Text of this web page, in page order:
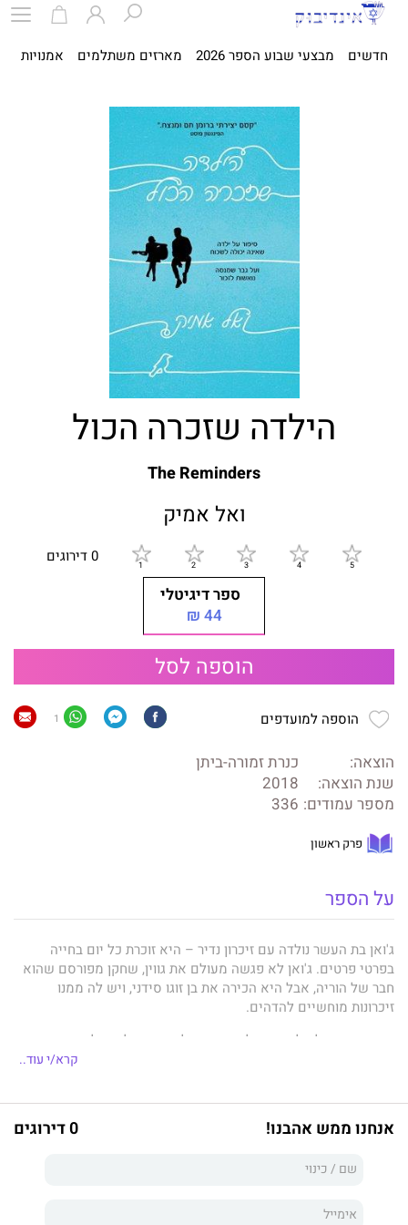
חדשים מבצעי שבוע הספר 2026 מארזים משתלמים אמנויות
הילדה שזכרה הכול
The Reminders
ואל אמיק
0 דירוגים
ספר דיגיטלי
44 ₪
הוספה לסל
הוספה למועדפים 1
הוצאה:
כנרת זמורה-ביתן
שנת הוצאה:
2018
מספר עמודים: 336
פרק ראשון
על הספר
ג'ואן בת העשר נולדה עם זיכרון נדיר – היא זוכרת כל יום בחייה
בפרטי פרטים. ג'ואן לא פגשה מעולם את גווין, שחקן מפורסם שהוא
חבר של הוריה, אבל היא הכירה את בן זוגו סידני, ויש לה ממנו
זיכרונות מוחשיים להדהים.
גווין, שמתאבל על מותו של סידני, מעלה באש כל זכר לחייהם
המשותפים ונוסע לניו ג'רזי בתקווה למצוא קצת שלווה בבית חבריו.
יעזור לה לזכות בתחרות כתיבת שירים חשובה. הצמד הבלתי סביר הזה
החודשים האחרונים בחייו של סידני, שמאלצים את גווין לפקפק הן
קרא/י עוד..
אנחנו ממש אהבנו! 0 דירוגים